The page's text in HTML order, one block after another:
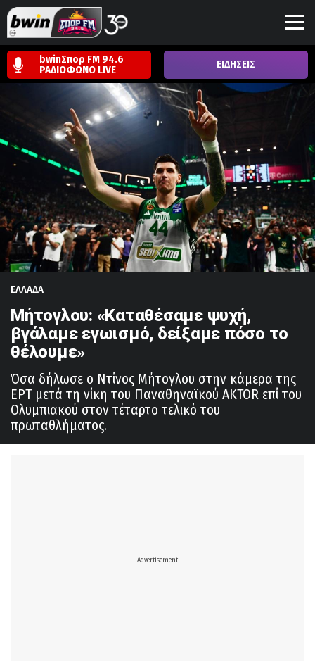
bwinΣπορ FM 94.6
ΡΑΔΙΟΦΩΝΟ LIVE ΕΙΔΗΣΕΙΣ
ΕΛΛΑΔΑ
Mήτογλου: «Καταθέσαμε ψυχή,
βγάλαμε εγωισμό, δείξαμε πόσο το
θέλουμε»
Όσα δήλωσε ο Ντίνος Μήτογλου στην κάμερα της
ΕΡΤ μετά τη νίκη του Παναθηναϊκού AKTOR επί του
Ολυμπιακού στον τέταρτο τελικό του
πρωταθλήματος.